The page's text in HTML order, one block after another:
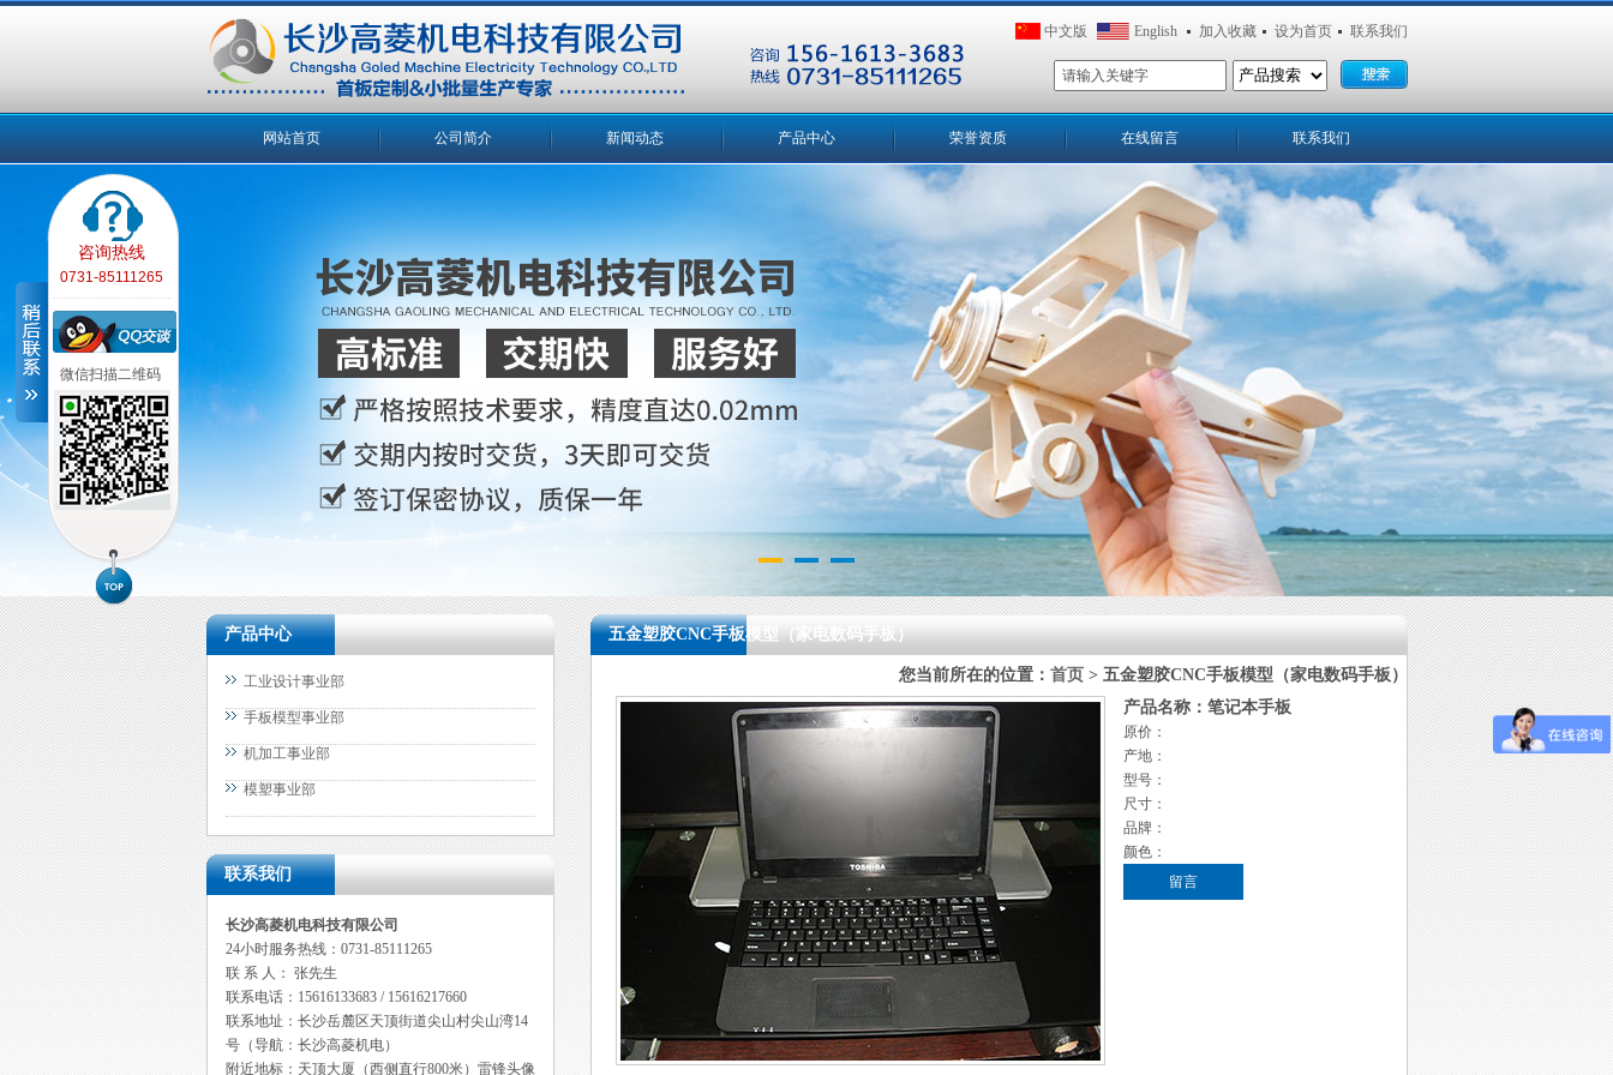
中文版 English 加入收藏 设为首页 联系我们
网站首页 公司简介 新闻动态 产品中心 荣誉资质 在线留言 联系我们
1 2 3
产品中心
工业设计事业部
手板模型事业部
机加工事业部
模塑事业部
联系我们
长沙高菱机电科技有限公司
24小时服务热线：0731-85111265
联 系 人： 张先生
联系电话：15616133683 / 15616217660
联系地址：长沙岳麓区天顶街道尖山村尖山湾14
号（导航：长沙高菱机电）
附近地标：天顶大厦（西侧直行800米）雷锋头像
五金塑胶CNC手板模型（家电数码手板）
您当前所在的位置： 首页> 五金塑胶CNC手板模型（家电数码手板）
产品名称：笔记本手板
原价：
产地：
型号：
尺寸：
品牌：
颜色：
留言
咨询热线
0731-85111265
微信扫描二维码